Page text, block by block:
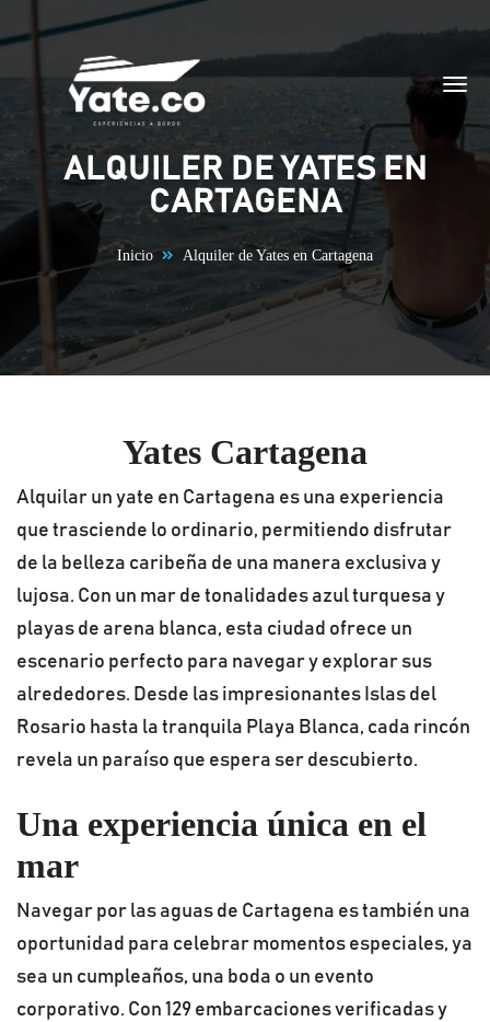
Saltar al contenido
ALQUILER DE YATES EN
CARTAGENA
Inicio Alquiler de Yates en Cartagena
Yates Cartagena
Alquilar un yate en Cartagena es una experiencia
que trasciende lo ordinario, permitiendo disfrutar
de la belleza caribeña de una manera exclusiva y
lujosa. Con un mar de tonalidades azul turquesa y
playas de arena blanca, esta ciudad ofrece un
escenario perfecto para navegar y explorar sus
alrededores. Desde las impresionantes Islas del
Rosario hasta la tranquila Playa Blanca, cada rincón
revela un paraíso que espera ser descubierto.
Una experiencia única en el
mar
Navegar por las aguas de Cartagena es también una
oportunidad para celebrar momentos especiales, ya
sea un cumpleaños, una boda o un evento
corporativo. Con 129 embarcaciones verificadas y